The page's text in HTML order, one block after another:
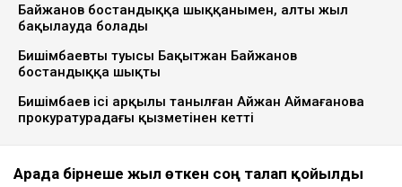
Байжанов бостандыққа шыққанымен, алты жыл
бақылауда болады
Бишімбаевтың туысы Бақытжан Байжанов
бостандыққа шықты
Бишімбаев ісі арқылы танылған Айжан Аймағанова
прокуратурадағы қызметінен кетті
Арада бірнеше жыл өткен соң талап қойылды